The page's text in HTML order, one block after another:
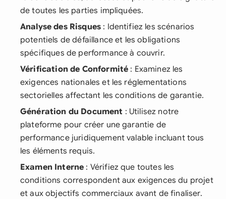
de toutes les parties impliquées.
Analyse des Risques : Identifiez les scénarios
potentiels de défaillance et les obligations
spécifiques de performance à couvrir.
Vérification de Conformité : Examinez les
exigences nationales et les réglementations
sectorielles affectant les conditions de garantie.
Génération du Document : Utilisez notre
plateforme pour créer une garantie de
performance juridiquement valable incluant tous
les éléments requis.
Examen Interne : Vérifiez que toutes les
conditions correspondent aux exigences du projet
et aux objectifs commerciaux avant de finaliser.